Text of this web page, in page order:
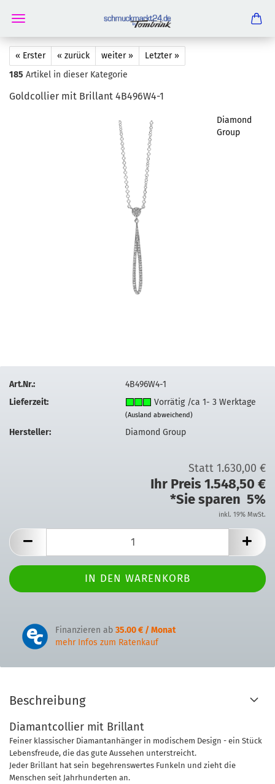
« Erster « zurück weiter »
Letzter »
185 Artikel in dieser Kategorie
Gold­col­lier mit Bril­lant 4B496W4-​1
Diamond
Group
Art.Nr.:
4B496W4-1
Lieferzeit:
Vorrätig /ca 1- 3 Werktage
(Ausland abweichend)
Hersteller: Diamond Group
Statt 1.630,00 €
Ihr Preis 1.548,50 €
*Sie sparen 5%
inkl. 19% MwSt.
Finanzieren ab 35.00 € / Monat
mehr Infos zum Ratenkauf
Beschreibung
Diamantcollier mit Brillant
Feiner klassischer Diamantanhänger in modischem Design - ein Stück
Lebensfreude, die das gute Aussehen unterstreicht.
Jeder Brillant hat sein begehrenswertes Funkeln und zieht die
Menschen seit Jahrhunderten an.